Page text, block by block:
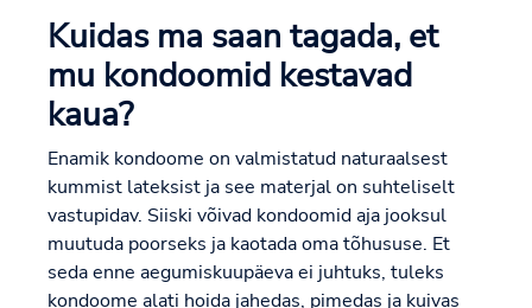
Kuidas ma saan tagada, et
mu kondoomid kestavad
kaua?
Enamik kondoome on valmistatud naturaalsest
kummist lateksist ja see materjal on suhteliselt
vastupidav. Siiski võivad kondoomid aja jooksul
muutuda poorseks ja kaotada oma tõhususe. Et
seda enne aegumiskuupäeva ei juhtuks, tuleks
kondoome alati hoida jahedas, pimedas ja kuivas